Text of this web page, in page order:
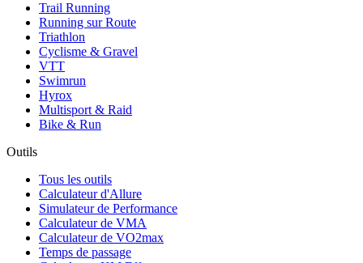
Trail Running
Running sur Route
Triathlon
Cyclisme & Gravel
VTT
Swimrun
Hyrox
Multisport & Raid
Bike & Run
Outils
Tous les outils
Calculateur d'Allure
Simulateur de Performance
Calculateur de VMA
Calculateur de VO2max
Temps de passage